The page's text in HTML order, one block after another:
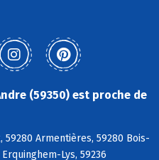
(59350) est proche de
59280 Armentières, 59280 Bois-
Lys, 59236